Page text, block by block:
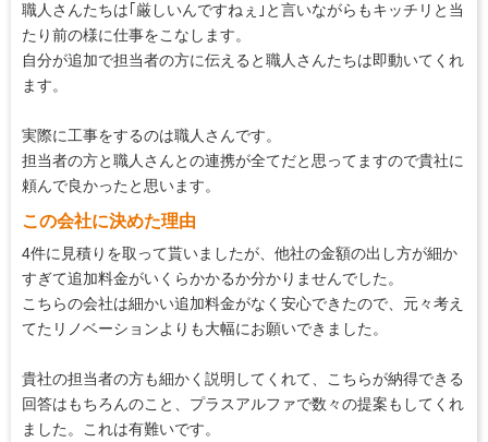
職人さんたちは｢厳しいんですねぇ｣と言いながらもキッチリと当
たり前の様に仕事をこなします。
自分が追加で担当者の方に伝えると職人さんたちは即動いてくれ
ます。
実際に工事をするのは職人さんです。
担当者の方と職人さんとの連携が全てだと思ってますので貴社に
頼んで良かったと思います。
この会社に決めた理由
4件に見積りを取って貰いましたが、他社の金額の出し方が細か
すぎて追加料金がいくらかかるか分かりませんでした。
こちらの会社は細かい追加料金がなく安心できたので、元々考え
てたリノベーションよりも大幅にお願いできました。
貴社の担当者の方も細かく説明してくれて、こちらが納得できる
回答はもちろんのこと、プラスアルファで数々の提案もしてくれ
ました。これは有難いです。